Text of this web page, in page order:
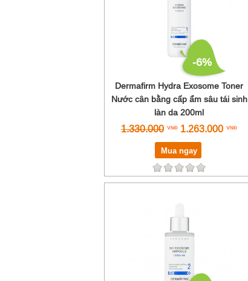
-6%
Dermafirm Hydra Exosome Toner
Nước cân bằng cấp ẩm sâu tái sinh
làn da 200ml
1.330.000 1.263.000
Mua ngay